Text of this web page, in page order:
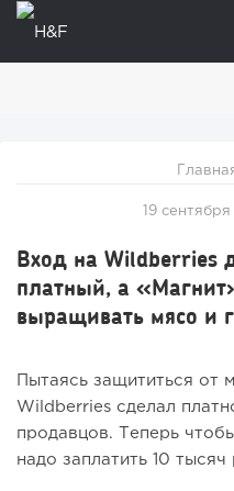
19
Вход на Wildberries
платный, а
выращивать мясо и
Пытаясь защититься от
Wildberries сделал
продавцов. Теперь
надо заплатить 10 тысяч